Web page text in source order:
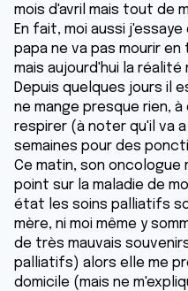
mois d'avril mais tout de
En fait, moi aussi
papa ne va pas mourir
mais aujourd'hui la réalité
Depuis quelques jours il
ne mange presque rien, à
respirer (à noter qu'il va
semaines pour des
Ce matin, son
point sur la maladie de
état les soins palliatifs
mère, ni moi même y
de très mauvais
palliatifs) alors elle me
domicile (mais ne